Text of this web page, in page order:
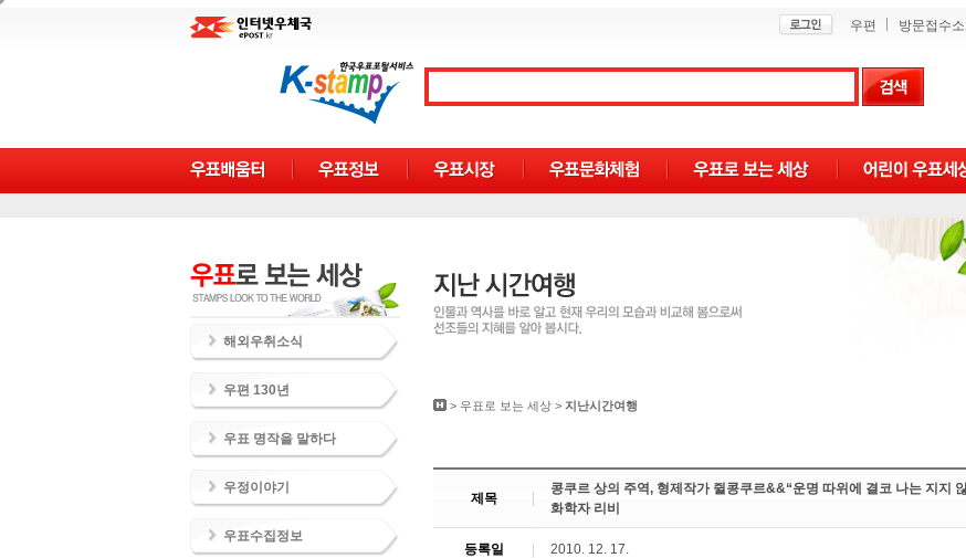
우편 방문접수
해외우취소식
우편 130년
우표 명작을 말하다
우정이야기
우표수집정보
> 우표로 보는 세상 > 지난시간여행
제목
콩쿠르 상의 주역, 형제작가 쥘콩쿠르&&“운명 따위에 결코 나는 지지
화학자 리비
등록일 2010. 12. 17.